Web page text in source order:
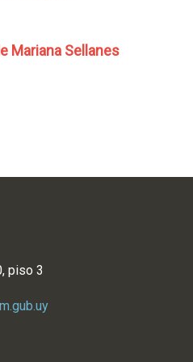
Mariana Sellanes
piso 3